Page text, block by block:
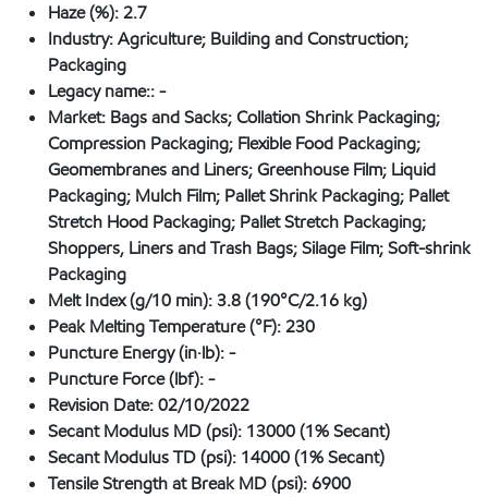
Haze (%):2.7
Industry:Agriculture; Building and Construction;
Packaging
Legacy name::-
Market: Bags and Sacks; Collation Shrink Packaging;
Compression Packaging; Flexible Food Packaging;
Geomembranes and Liners; Greenhouse Film; Liquid
Packaging; Mulch Film; Pallet Shrink Packaging; Pallet
Stretch Hood Packaging; Pallet Stretch Packaging;
Shoppers, Liners and Trash Bags; Silage Film; Soft-shrink
Packaging
Melt Index (g/10 min):3.8 (190°C/2.16 kg)
Peak Melting Temperature (°F):230
Puncture Energy (in·lb):-
Puncture Force (lbf):-
Revision Date:02/10/2022
Secant Modulus MD (psi): 13000 (1% Secant)
Secant Modulus TD (psi): 14000 (1% Secant)
Tensile Strength at Break MD (psi):6900